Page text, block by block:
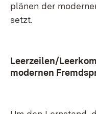
plä­nen der
setzt.
Leer­zei­len/
mo­der­nen